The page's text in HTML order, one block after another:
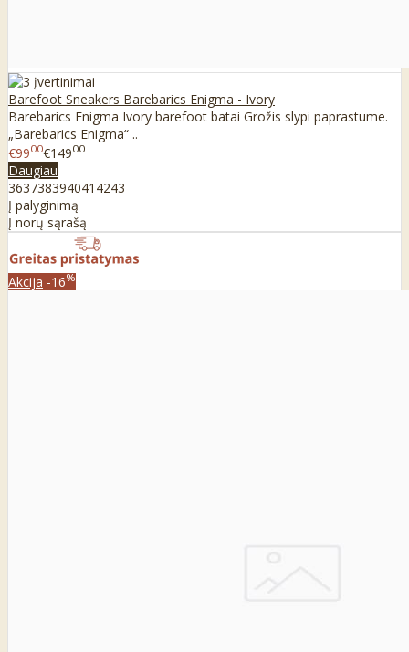
Barefoot Sneakers Barebarics Enigma - Ivory
Barebarics Enigma Ivory barefoot batai Grožis slypi paprastume.
„Barebarics Enigma“ ..
€9900€14900
Daugiau
363738394041 4243
Į palyginimą
Į norų sąrašą
Akcija -16%